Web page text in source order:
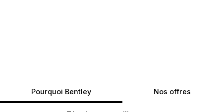
Pourquoi Bentley Nos offres